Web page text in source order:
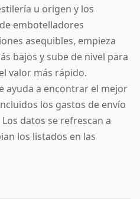
u origen y los
embotelladores
asequibles, empieza
bajos y sube de nivel para
valor más rápido.
ayuda a encontrar el mejor
los gastos de envío
datos se refrescan a
los listados en las